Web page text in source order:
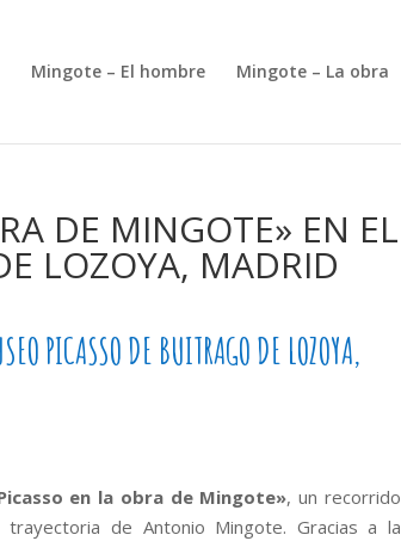
Mingote – El hombre Mingote – La obra
DE MINGOTE» EN EL
LOZOYA, MADRID
PICASSO DE BUITRAGO DE LOZOYA,
en la obra de Mingote», un recorrido
de Antonio Mingote. Gracias a la